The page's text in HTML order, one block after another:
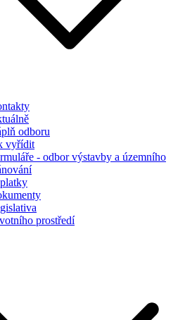
odboru
vyřídit
- odbor výstavby a územního
prostředí